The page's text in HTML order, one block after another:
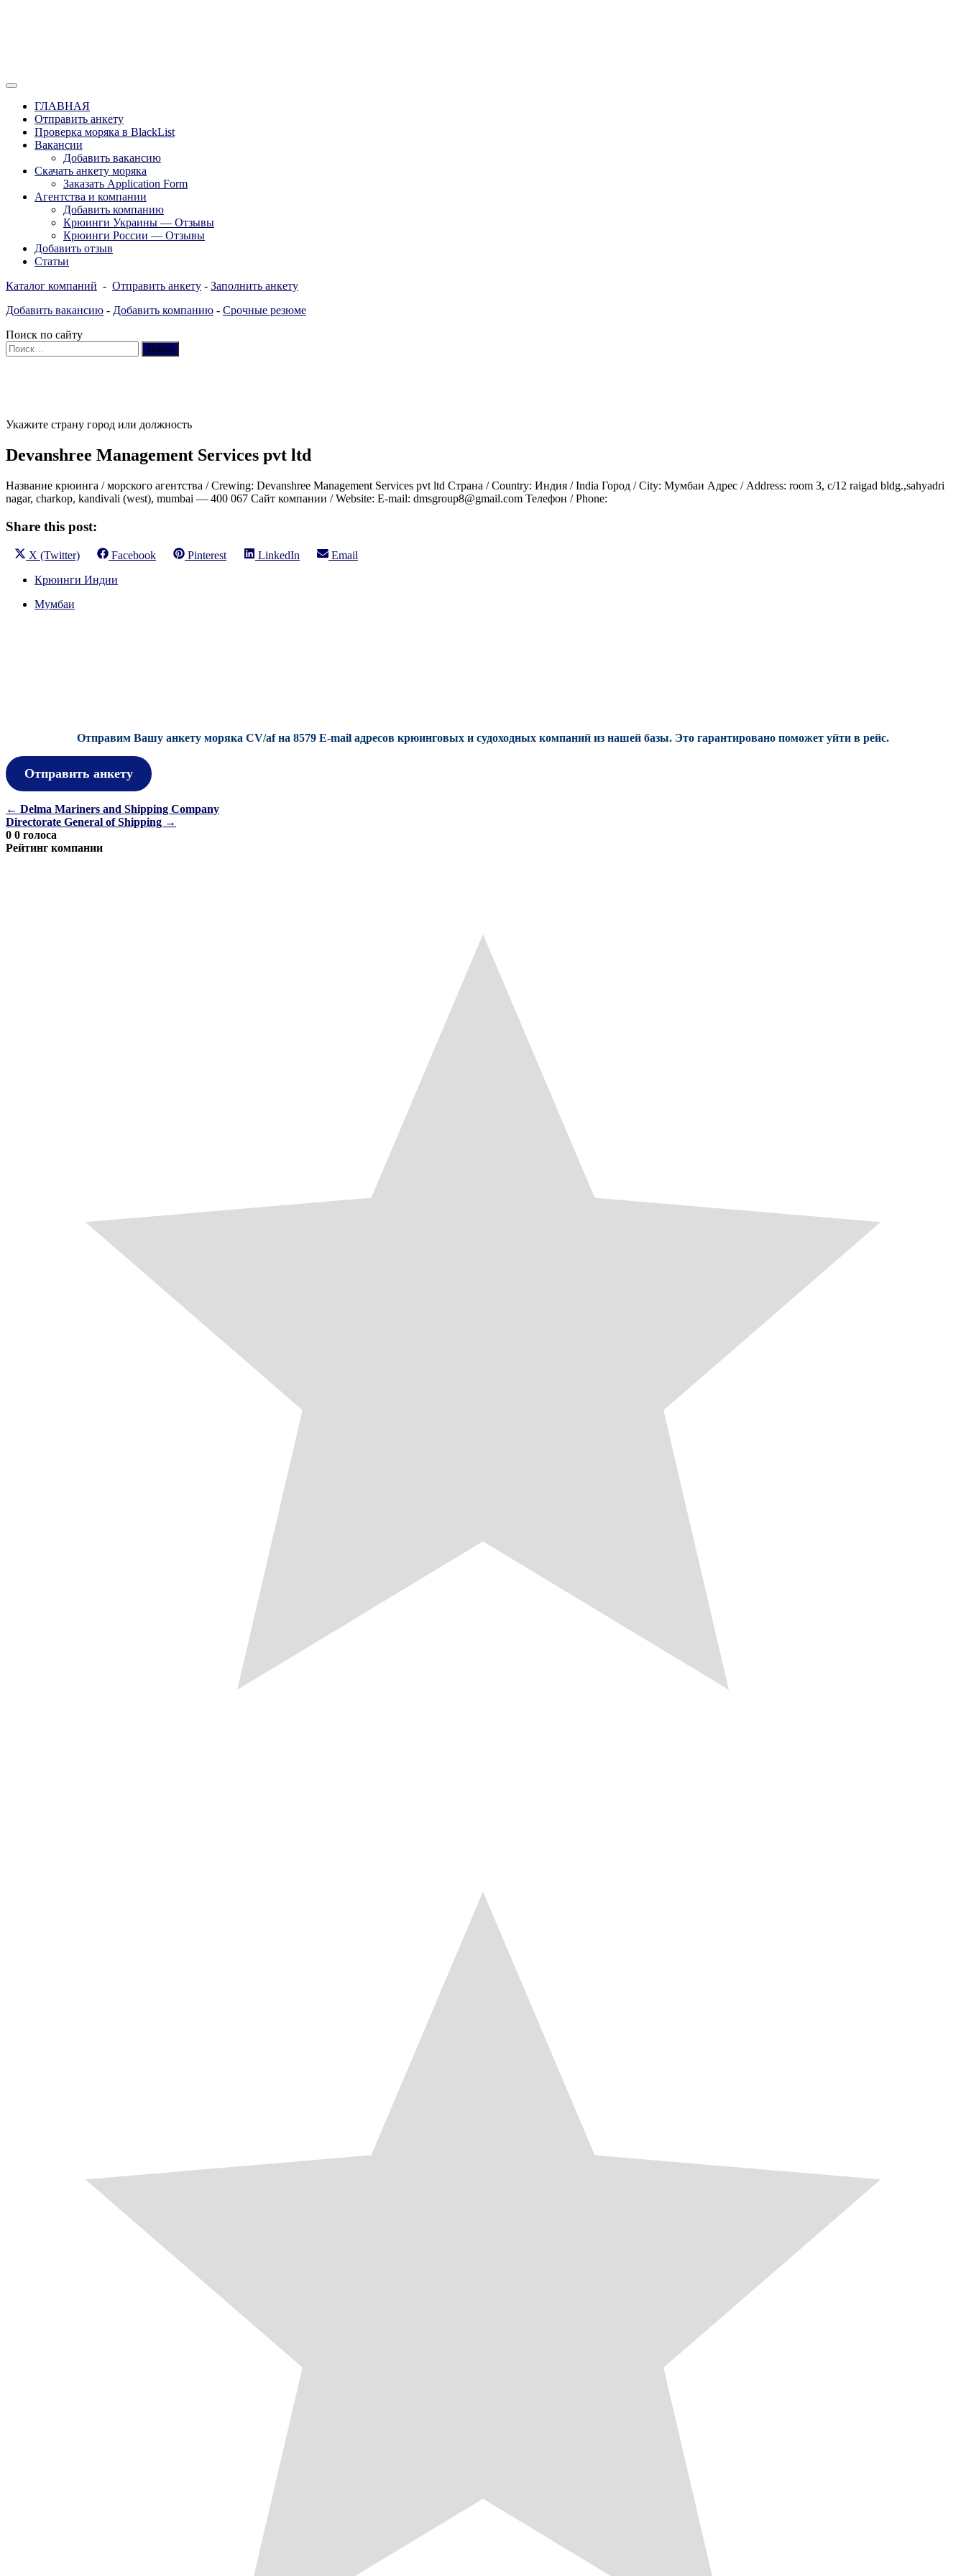
Вакансии для моряков. Работа для моряков в море. Каталог крюинговых компаний и морских агентств Украины,
России, Европы и Всего мира. Отзывы, Контакты, Работа, Вакансии для моряков. Рассылка апликашки CV application
form
ГЛАВНАЯ
Отправить анкету
Проверка моряка в BlackList
Вакансии
Добавить вакансию
Скачать анкету моряка
Заказать Application Form
Агентства и компании
Добавить компанию
Крюинги Украины — Отзывы
Крюинги России — Отзывы
Добавить отзыв
Статьи
Каталог компаний - Отправить анкету - Заполнить анкету
Добавить вакансию - Добавить компанию - Срочные резюме
Поиск по сайту
Найти:
Укажите страну город или должность
Devanshree Management Services pvt ltd
Название крюинга / морского агентства / Crewing: Devanshree Management Services pvt ltd Страна / Country: Индия / India Город / City: Мумбаи Адрес / Address: room 3, c/12 raigad bldg.,sahyadri
nagar, charkop, kandivali (west), mumbai — 400 067 Сайт компании / Website: E-mail: dmsgroup8@gmail.com Телефон / Phone:
Share this post:
Share
X (Twitter)
Share
Facebook
Share
Pinterest
Share
LinkedIn
Share
Email
Крюинги Индии
Мумбаи
Отправим Вашу анкету моряка CV/af на 8579 E-mail адресов крюинговых и судоходных компаний из нашей базы. Это гарантировано поможет уйти в рейс.
Отправить анкету
Навигация
по
записям
← Delma Mariners and Shipping Company
Directorate General of Shipping →
0 0 голоса
Рейтинг компании